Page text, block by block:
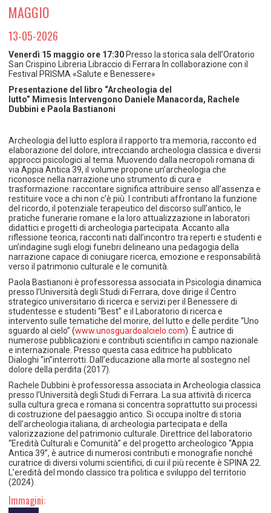
Coordinamento Provinciale Ferrarese Informagiovani
MAGGIO
13-05-2026
Venerdì 15 maggio ore 17:30Presso la storica sala dell’Oratorio
San Crispino Libreria Libraccio di Ferrara In collaborazione con il
Festival PRISMA «Salute e Benessere»
Presentazione del libro “Archeologia del
lutto” Mimesis Intervengono Daniele Manacorda, Rachele
Dubbini e Paola Bastianoni
Archeologia del lutto esplora il rapporto tra memoria, racconto ed
elaborazione del dolore, intrecciando archeologia classica e diversi
approcci psicologici al tema. Muovendo dalla necropoli romana di
via Appia Antica 39, il volume propone un’archeologia che
riconosce nella narrazione uno strumento di cura e
trasformazione: raccontare significa attribuire senso all’assenza e
restituire voce a chi non c’è più. I contributi affrontano la funzione
del ricordo, il potenziale terapeutico del discorso sull’antico, le
pratiche funerarie romane e la loro attualizzazione in laboratori
didattici e progetti di archeologia partecipata. Accanto alla
riflessione teorica, racconti nati dall’incontro tra reperti e studenti e
un’indagine sugli elogi funebri delineano una pedagogia della
narrazione capace di coniugare ricerca, emozione e responsabilità
verso il patrimonio culturale e le comunità.
Paola Bastianoni è professoressa associata in Psicologia dinamica
presso l’Università degli Studi di Ferrara, dove dirige il Centro
strategico universitario di ricerca e servizi per il Benessere di
studentesse e studenti “Best” e il Laboratorio di ricerca e
intervento sulle tematiche del morire, del lutto e delle perdite “Uno
sguardo al cielo” (www.unosguardoalcielo.com). È autrice di
numerose pubblicazioni e contributi scientifici in campo nazionale
e internazionale. Presso questa casa editrice ha pubblicato
Dialoghi “in”interrotti. Dall’educazione alla morte al sostegno nel
dolore della perdita (2017).
Rachele Dubbini è professoressa associata in Archeologia classica
presso l’Università degli Studi di Ferrara. La sua attività di ricerca
sulla cultura greca e romana si concentra soprattutto sui processi
di costruzione del paesaggio antico. Si occupa inoltre di storia
dell’archeologia italiana, di archeologia partecipata e della
valorizzazione del patrimonio culturale. Direttrice del laboratorio
“Eredità Culturali e Comunità” e del progetto archeologico “Appia
Antica 39”, è autrice di numerosi contributi e monografie nonché
curatrice di diversi volumi scientifici, di cui il più recente è SPINA 22.
L’eredità del mondo classico tra politica e sviluppo del territorio
(2024).
Immagini: